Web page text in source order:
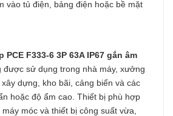
vào tủ điện, bảng điện hoặc bề mặt
F333-6 3P 63A IP67 gắn âm
được sử dụng trong nhà máy, xưởng
dựng, kho bãi, cảng biển và các
hoặc độ ẩm cao. Thiết bị phù hợp
móc và thiết bị công suất vừa,